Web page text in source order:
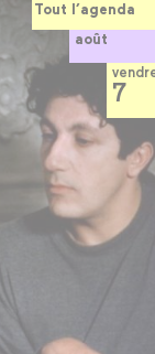
Tout l’agenda
août
7